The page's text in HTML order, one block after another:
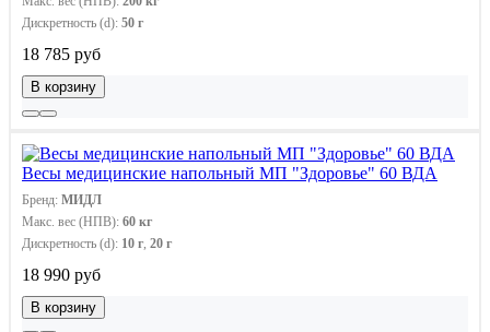
Дискретность (d): 50 г
18 785 руб
В корзину
Весы медицинские напольный МП "Здоровье" 60 ВДА
Бренд: МИДЛ
Макс. вес (НПВ): 60 кг
Дискретность (d): 10 г, 20 г
18 990 руб
В корзину